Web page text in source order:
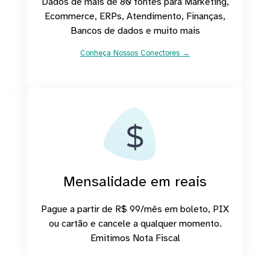
Ecommerce, ERPs, Atendimento, Finanças,
Bancos de dados e muito mais
Conheça Nossos Conectores →
Mensalidade em reais
Pague a partir de R$ 99/mês em boleto, PIX
ou cartão e cancele a qualquer momento.
Emitimos Nota Fiscal